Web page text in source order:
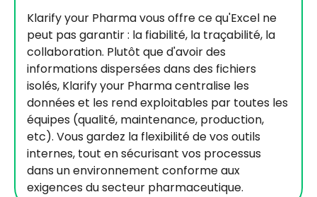
Klarify your Pharma vous offre ce qu'Excel ne
peut pas garantir : la fiabilité, la traçabilité, la
collaboration. Plutôt que d'avoir des
informations dispersées dans des fichiers
isolés, Klarify your Pharma centralise les
données et les rend exploitables par toutes les
équipes (qualité, maintenance, production,
etc). Vous gardez la flexibilité de vos outils
internes, tout en sécurisant vos processus
dans un environnement conforme aux
exigences du secteur pharmaceutique.